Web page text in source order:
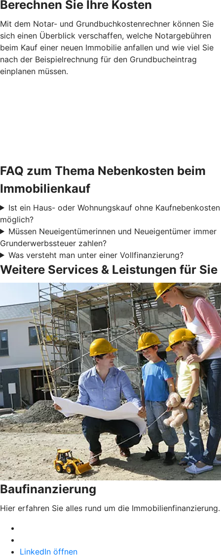
Berechnen Sie Ihre Kosten
Mit dem Notar- und Grundbuchkostenrechner können Sie
sich einen Überblick verschaffen, welche Notargebühren
beim Kauf einer neuen Immobilie anfallen und wie viel Sie
nach der Beispielrechnung für den Grundbucheintrag
einplanen müssen.
FAQ zum Thema Nebenkosten beim
Immobilienkauf
Ist ein Haus- oder Wohnungskauf ohne Kaufnebenkosten
möglich?
Müssen Neueigentümerinnen und Neueigentümer immer
Grunderwerbssteuer zahlen?
Was versteht man unter einer Vollfinanzierung?
Weitere Services & Leistungen für Sie
Baufinanzierung
Hier erfahren Sie alles rund um die Immobilienfinanzierung.
LinkedIn öffnen